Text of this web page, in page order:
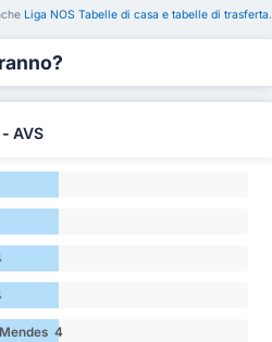
Liga NOS Tabelle di casa e tabelle di trasferta.
- AVS
4